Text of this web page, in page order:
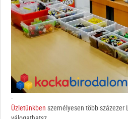
-
Üzletünkben személyesen több százezer